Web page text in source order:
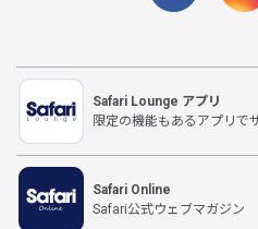
Safari Lounge アプリ
限定の機能もあるアプリで
Safari Online
Safari公式ウェブマガジン